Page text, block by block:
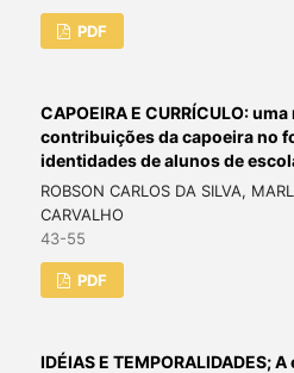
PDF
CAPOEIRA E CURRÍCULO:
contribuições da capoeira no
identidades de alunos de
ROBSON CARLOS DA SILVA,
CARVALHO
43-55
PDF
IDÉIAS E TEMPORALIDADES;